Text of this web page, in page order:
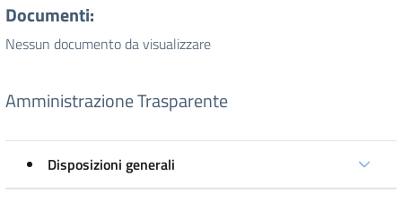
Documenti:
Nessun documento da visualizzare
Amministrazione Trasparente
Disposizioni generali